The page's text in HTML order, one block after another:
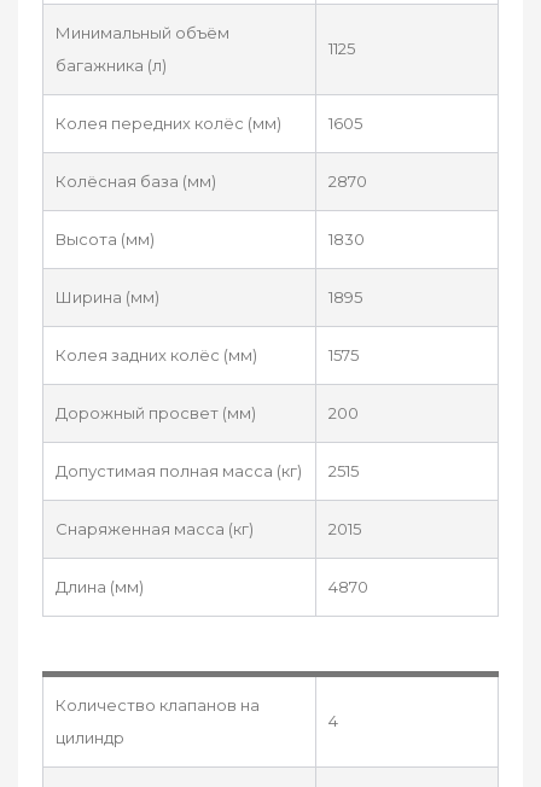
Минимальный объём
багажника (л)
1125
Колея передних колёс (мм) 1605
Колёсная база (мм) 2870
Высота (мм) 1830
Ширина (мм) 1895
Колея задних колёс (мм) 1575
Дорожный просвет (мм) 200
Допустимая полная масса (кг) 2515
Снаряженная масса (кг) 2015
Длина (мм) 4870
Количество клапанов на
цилиндр
4